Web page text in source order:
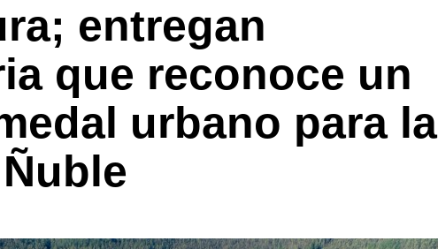
entregan
que reconoce un
urbano para la